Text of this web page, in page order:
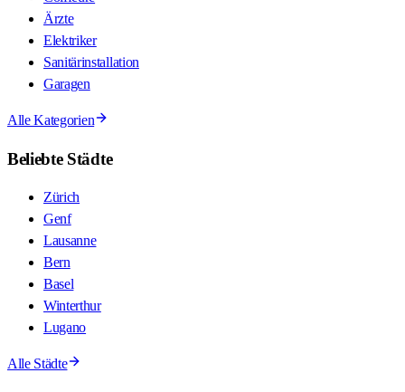
Ärzte
Elektriker
Sanitärinstallation
Garagen
Alle Kategorien
Beliebte Städte
Zürich
Genf
Lausanne
Bern
Basel
Winterthur
Lugano
Alle Städte